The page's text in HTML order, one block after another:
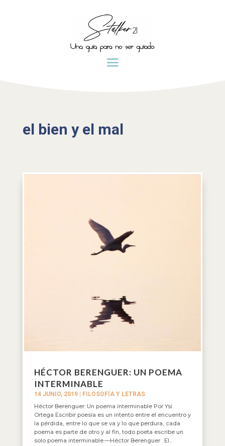
el bien y el mal
HÉCTOR BERENGUER: UN POEMA
INTERMINABLE
14 JUNIO, 2019|
FILOSOFÍA Y LETRAS
Héctor Berenguer: Un poema interminable Por Ysi
Ortega Escribir poesía es un intento entre el encuentro y
la pérdida, entre lo que se va y lo que perdura, cada
poema es parte de otro y al fin, todo poeta escribe un
solo poema interminable.—Héctor Berenguer . El...